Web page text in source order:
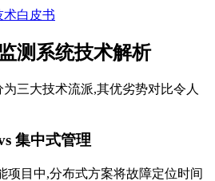
术白皮书
测系统技术解析
三大技术流派,其优劣势对比令人
集中式管理
项目中,分布式方案将故障定位时间